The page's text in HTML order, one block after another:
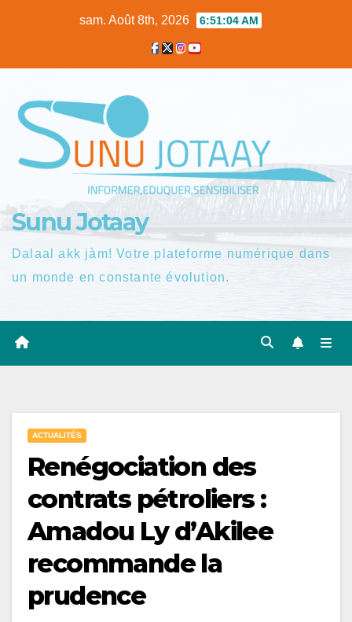
sam. Août 8th, 2026 6:51:04 AM
Sunu Jotaay
Dalaal akk jàm! Votre plateforme numérique dans
un monde en constante évolution.
ACTUALITÉS
Renégociation des
contrats pétroliers :
Amadou Ly d’Akilee
recommande la
prudence